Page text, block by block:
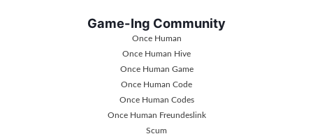
Game-Ing Community
Once Human
Once Human Hive
Once Human Game
Once Human Code
Once Human Codes
Once Human Freundeslink
Scum